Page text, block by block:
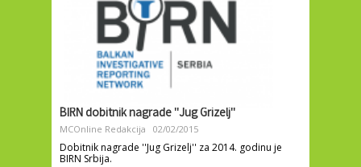
BIRN dobitnik nagrade ''Jug Grizelj''
MCOnline Redakcija 02/02/2015
Dobitnik nagrade ''Jug Grizelj'' za 2014. godinu je
BIRN Srbija.